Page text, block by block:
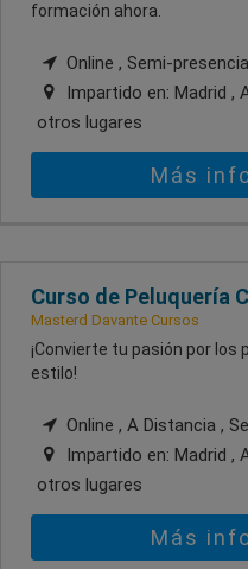
formación ahora.
Online , Semi-
Impartido en: Madrid ,
otros lugares
Más
Curso de Peluquería
Masterd Davante Cursos
¡Convierte tu pasión por los
estilo!
Online , A Distancia ,
Impartido en: Madrid ,
otros lugares
Más